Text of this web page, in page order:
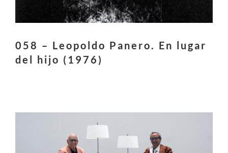
058 – Leopoldo Panero. En lugar
del hijo (1976)